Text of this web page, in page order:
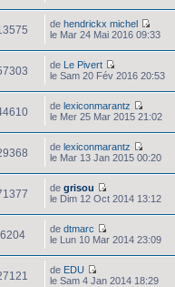
dehendrickx michel
le Mar 24 Mai 2016 09:33
de Le Pivert
le Sam 20 Fév 2016 20:53
delexiconmarantz
le Mer 25 Mar 2015 21:02
delexiconmarantz
le Mar 13 Jan 2015 00:20
degrisou
le Dim 12 Oct 2014 13:12
6204 dedtmarc
le Lun 10 Mar 2014 23:09
de EDU
le Sam 4 Jan 2014 18:29